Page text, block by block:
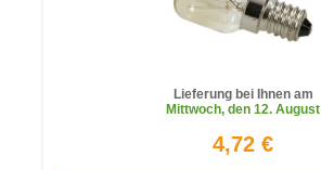
Lieferung bei Ihnen am
Mittwoch, den 12. August
4,72 €